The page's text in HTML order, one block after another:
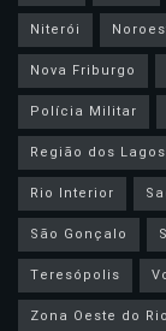
Niterói
Nova Friburgo
Polícia Militar
Região dos Lagos
Rio Interior
São Gonçalo
Teresópolis
Zona Oeste do Rio